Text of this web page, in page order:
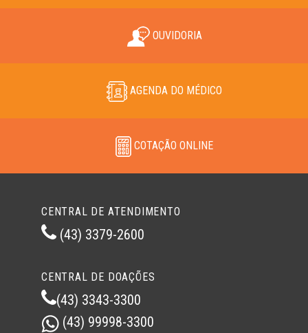
OUVIDORIA
AGENDA DO MÉDICO
COTAÇÃO ONLINE
CENTRAL DE ATENDIMENTO
(43) 3379-2600
CENTRAL DE DOAÇÕES
(43) 3343-3300
(43) 99998-3300